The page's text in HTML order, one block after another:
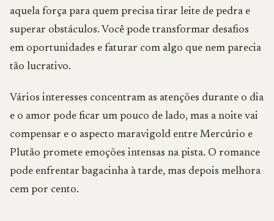
aquela força para quem precisa tirar leite de pedra e
superar obstáculos. Você pode transformar desafios
em oportunidades e faturar com algo que nem parecia
tão lucrativo.
Vários interesses concentram as atenções durante o dia
e o amor pode ficar um pouco de lado, mas a noite vai
compensar e o aspecto maravigold entre Mercúrio e
Plutão promete emoções intensas na pista. O romance
pode enfrentar bagacinha à tarde, mas depois melhora
cem por cento.